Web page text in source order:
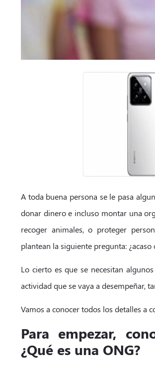
A toda buena persona se le pasa
donar dinero e incluso montar una
recoger animales, o proteger
plantean la siguiente pregunta:
Lo cierto es que se necesitan
actividad que se vaya a desempeñar,
Vamos a conocer todos los detalles a
Para empezar,
¿Qué es una ONG?